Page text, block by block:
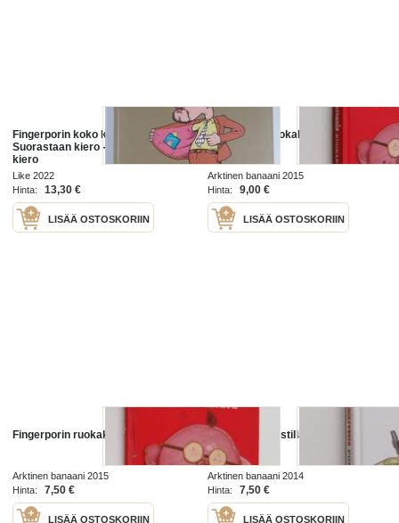
Fingerporin koko kuva, 10 -
Suorastaan kiero - Suorastaan
kiero
Like 2022
Hinta:
13,30 €
LISÄÄ OSTOSKORIIN
Fingerporin ruokakirja
Arktinen banaani 2015
Hinta:
9,00 €
LISÄÄ OSTOSKORIIN
Fingerporin ruokakirja
Arktinen banaani 2015
Hinta:
7,50 €
LISÄÄ OSTOSKORIIN
Fingerporin postilla
Arktinen banaani 2014
Hinta:
7,50 €
LISÄÄ OSTOSKORIIN